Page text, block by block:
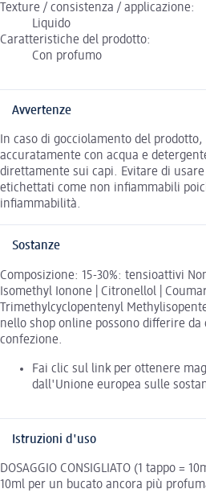
Texture / consistenza / applicazione:
Liquido
Caratteristiche del prodotto:
Con profumo
Avvertenze
In caso di gocciolamento del
accuratamente con acqua e
direttamente sui capi. Evitare di
etichettati come non infiammabili
infiammabilità.
Sostanze
Composizione: 15-30%: tensioattivi
Isomethyl Ionone | Citronellol |
Trimethylcyclopentenyl
nello shop online possono differire
confezione.
Fai clic sul link per ottenere
dall'Unione europea sulle
Istruzioni d'uso
DOSAGGIO CONSIGLIATO (1 tappo =
10ml per un bucato ancora più